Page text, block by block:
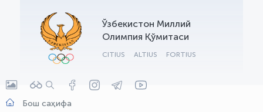
Ўзбекистон Миллий
Олимпия Қўмитаси
CITIUS ALTIUS FORTIUS
Бош саҳифа
OLYMPCHIK AI - yordamchi
Онлайн · olympic.uz